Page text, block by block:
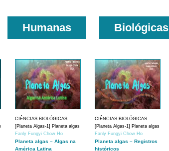
Humanas Biológicas
CIÊNCIAS BIOLÓGICAS
[Planeta Algas-1] Planeta algas
Fanly Fungyi Chow Ho
Planeta algas – Algas na
América Latina
CIÊNCIAS BIOLÓGICAS
[Planeta Algas-1] Planeta algas
Fanly Fungyi Chow Ho
Planeta algas – Registros
históricos